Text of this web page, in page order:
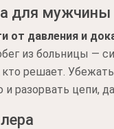
для мужчины
от давления и
из больницы —
решает.
разорвать цепи,